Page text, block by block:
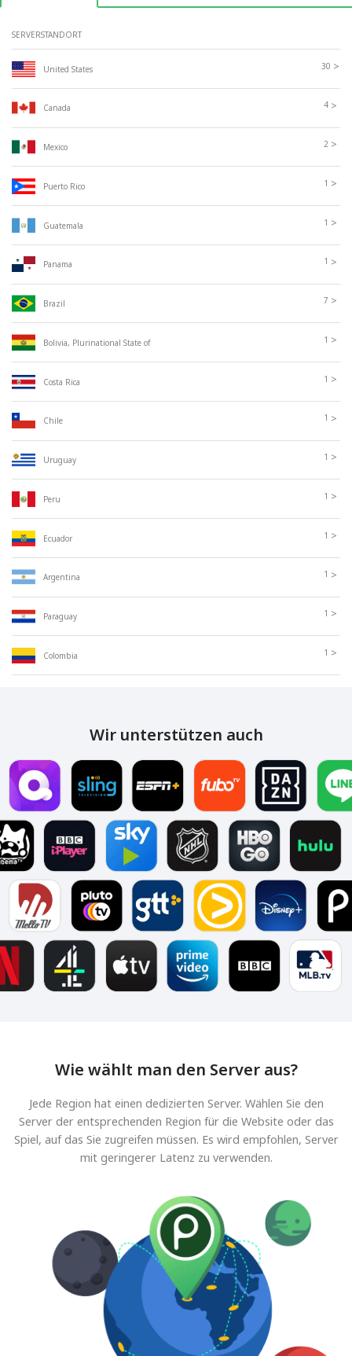
SERVERSTANDORT
United States 30 >
Canada 4 >
Mexico 2 >
Puerto Rico 1 >
Guatemala 1 >
Panama 1 >
Brazil 7 >
Bolivia, Plurinational State of 1 >
Costa Rica 1 >
Chile 1 >
Uruguay 1 >
Peru 1 >
Ecuador 1 >
Argentina 1 >
Paraguay 1 >
Colombia 1 >
Wir unterstützen auch
Wie wählt man den Server aus?
Jede Region hat einen dedizierten Server. Wählen Sie den
Server der entsprechenden Region für die Website oder das
Spiel, auf das Sie zugreifen müssen. Es wird empfohlen, Server
mit geringerer Latenz zu verwenden.